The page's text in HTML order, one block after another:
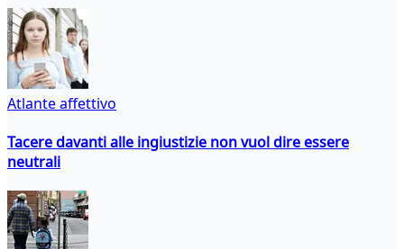
Atlante affettivo
Tacere davanti alle ingiustizie non vuol dire essere
neutrali